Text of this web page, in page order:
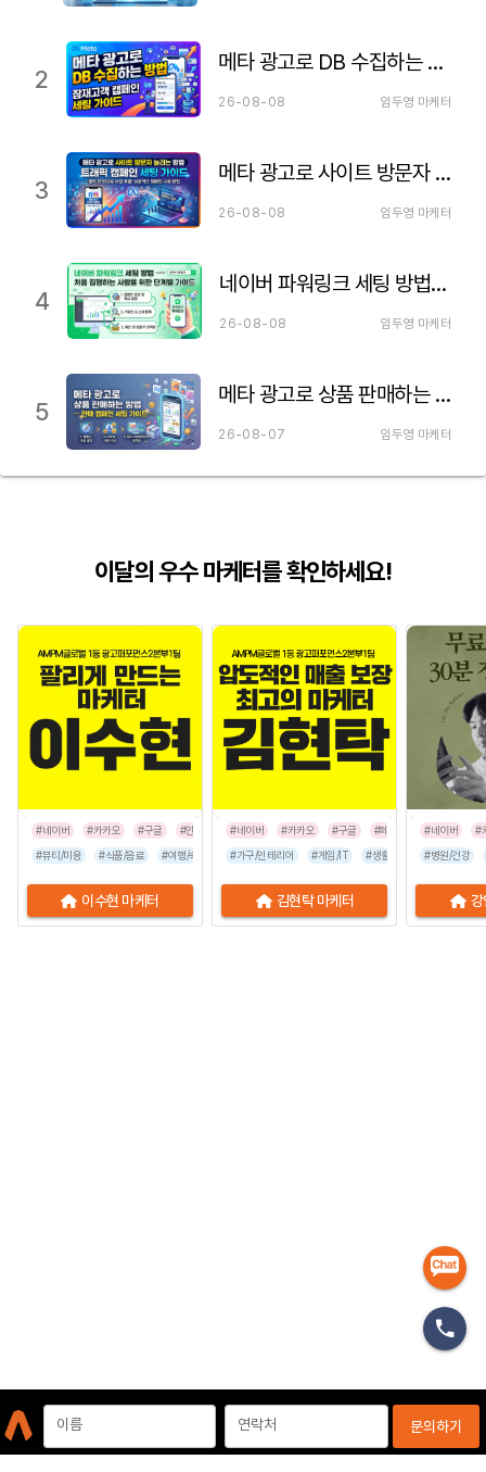
2
메타 광고로 DB 수집하는 방법 — 잠재고객 캠페인 세팅 가이드
26-08-08 임두영 마케터
3
메타 광고로 사이트 방문자 늘리는 방법 — 트래픽 캠페인 세팅 가이드
26-08-08 임두영 마케터
4
네이버 파워링크 세팅 방법 — 처음 집행하는 사람을 위한 단계별 가이드
26-08-08 임두영 마케터
5
메타 광고로 상품 판매하는 방법 — 판매 캠페인 세팅 가이드
26-08-07 임두영 마케터
이달의 우수 마케터를 확인하세요!
#네이버 #카카오 #구글
#인스타그램
#뷰티/미용
#식품/음료 #여행/숙박 #유통/쇼핑몰 #프랜차이즈 #음식점
이수현 마케터
#네이버 #카카오 #구글 #페이스북
#인스타그램
#가구/인테리어
#게임/IT #생활/리빙 #공공기관
김현탁 마케터
#네이버
#
#병원/건강
강
마케터
개인정보처리방침 이용약관 이메일무단수집거부
이름 연락처 문의하기